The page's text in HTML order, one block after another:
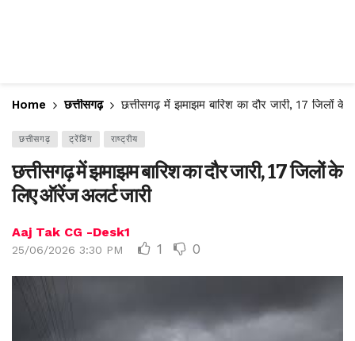
Home छत्तीसगढ़ छत्तीसगढ़ में झमाझम बारिश का दौर जारी, 17 जिलों
छत्तीसगढ़ ट्रेंडिंग राष्ट्रीय
छत्तीसगढ़ में झमाझम बारिश का दौर जारी, 17 जिलों के
लिए ऑरेंज अलर्ट जारी
Aaj Tak CG -Desk1
25/06/2026 3:30 PM 1 0